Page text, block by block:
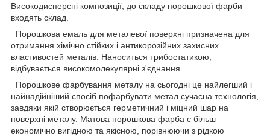
Високодисперсні композиції, до складу порошкової фарби
входять склад.
Порошкова емаль для металевої поверхні призначена для
отримання хімічно стійких і антикорозійних захисних
властивостей металів. Наноситься трибостатикою,
відбувається високомолекулярні з'єднання.
Порошкове фарбування металу на сьогодні це найлегший і
найнадійніший спосіб пофарбувати метал сучасна технологія,
завдяки якій створюється герметичний і міцний шар на
поверхні металу. Матова порошкова фарба є більш
економічно вигідною та якісною, порівнюючи з рідкою